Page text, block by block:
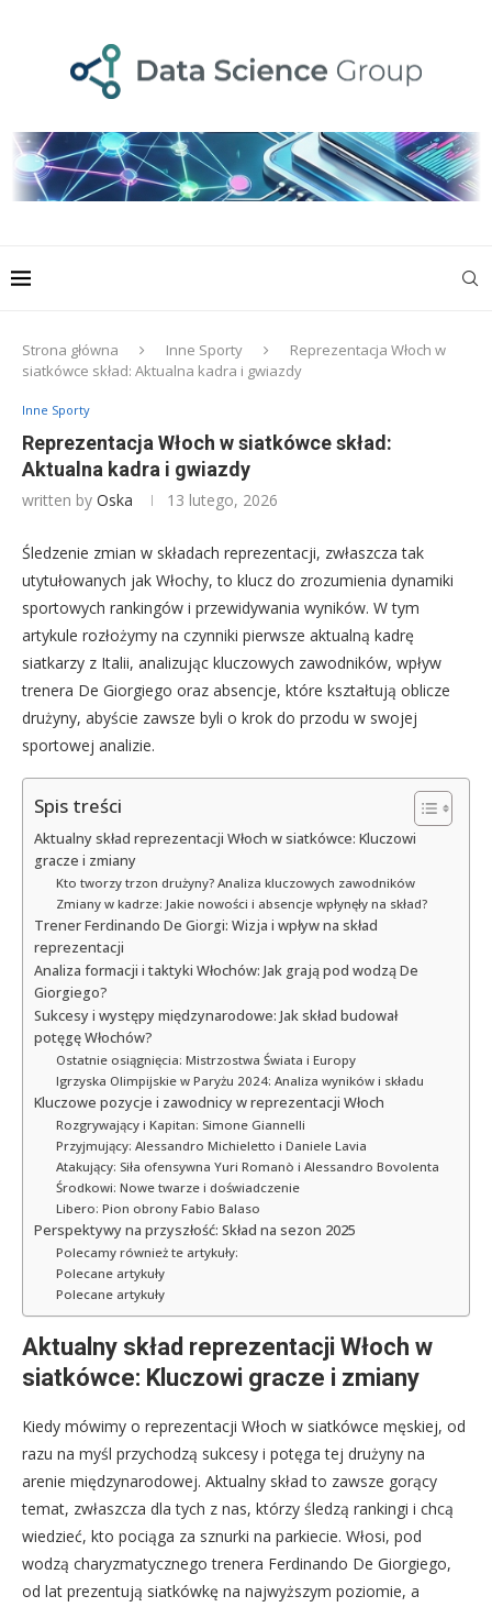
Strona główna Inne Sporty
Reprezentacja Włoch w
siatkówce skład: Aktualna kadra i gwiazdy
Inne Sporty
Reprezentacja Włoch w siatkówce skład:
Aktualna kadra i gwiazdy
written by Oska 13 lutego, 2026
Śledzenie zmian w składach reprezentacji, zwłaszcza tak
utytułowanych jak Włochy, to klucz do zrozumienia dynamiki
sportowych rankingów i przewidywania wyników. W tym
artykule rozłożymy na czynniki pierwsze aktualną kadrę
siatkarzy z Italii, analizując kluczowych zawodników, wpływ
trenera De Giorgiego oraz absencje, które kształtują oblicze
drużyny, abyście zawsze byli o krok do przodu w swojej
sportowej analizie.
Spis treści
Aktualny skład reprezentacji Włoch w siatkówce: Kluczowi
gracze i zmiany
Kto tworzy trzon drużyny? Analiza kluczowych zawodników
Zmiany w kadrze: Jakie nowości i absencje wpłynęły na skład?
Trener Ferdinando De Giorgi: Wizja i wpływ na skład
reprezentacji
Analiza formacji i taktyki Włochów: Jak grają pod wodzą De
Giorgiego?
Sukcesy i występy międzynarodowe: Jak skład budował
potęgę Włochów?
Ostatnie osiągnięcia: Mistrzostwa Świata i Europy
Igrzyska Olimpijskie w Paryżu 2024: Analiza wyników i składu
Kluczowe pozycje i zawodnicy w reprezentacji Włoch
Rozgrywający i Kapitan: Simone Giannelli
Przyjmujący: Alessandro Michieletto i Daniele Lavia
Atakujący: Siła ofensywna Yuri Romanò i Alessandro Bovolenta
Środkowi: Nowe twarze i doświadczenie
Libero: Pion obrony Fabio Balaso
Perspektywy na przyszłość: Skład na sezon 2025
Polecamy również te artykuły:
Polecane artykuły
Polecane artykuły
Aktualny skład reprezentacji Włoch w
siatkówce: Kluczowi gracze i zmiany
Kiedy mówimy o reprezentacji Włoch w siatkówce męskiej, od
razu na myśl przychodzą sukcesy i potęga tej drużyny na
arenie międzynarodowej. Aktualny skład to zawsze gorący
temat, zwłaszcza dla tych z nas, którzy śledzą rankingi i chcą
wiedzieć, kto pociąga za sznurki na parkiecie. Włosi, pod
wodzą charyzmatycznego trenera Ferdinando De Giorgiego,
od lat prezentują siatkówkę na najwyższym poziomie, a